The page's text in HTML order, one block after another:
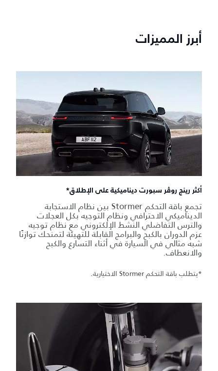
أبرز المميزات
أكثر رينج روڤر سبورت ديناميكية على الإطلاق*
تجمع باقة التحكم Stormer بين نظام الاستجابة
الديناميكي الاحترافي ونظام التوجيه بكل العجلات
والترس التفاضلي النشط الإلكتروني مع نظام توجيه
عزم الدوران بالكبح والبرامج القابلة للتهيئة لتمنحك توازنًا
شبه مثالي في السيارة في أثناء التسارع والكبح
والانعطاف.
*يتطلب باقة التحكم Stormer الاختيارية.